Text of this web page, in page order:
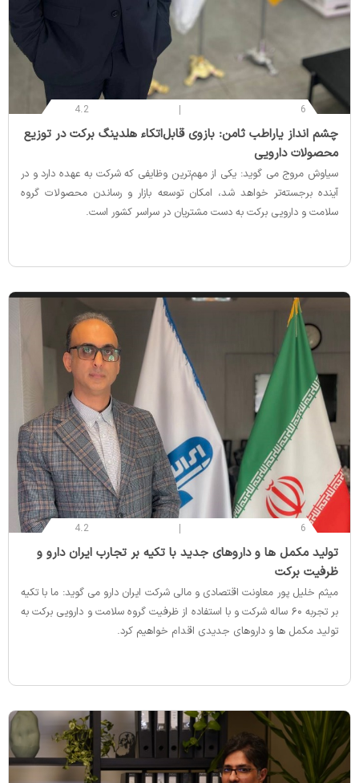
6
4.2
‌چشم انداز یاراطب ثامن: بازوی قابل‌اتکاء هلدینگ برکت در توزیع
محصولات دارویی
سیاوش مروج می گوید: یکی از مهم‌ترین وظایفی که شرکت به عهده دارد و در
آینده برجسته‌تر خواهد شد، امکان توسعه بازار و رساندن محصولات گروه
سلامت و دارویی برکت به دست مشتریان در سراسر کشور است.
6
4.2
‌تولید مکمل ها و داروهای جدید با تکیه بر تجارب ایران دارو و
ظرفیت برکت
میثم خلیل پور معاونت اقتصادی و مالی شرکت ایران دارو می گوید: ما با تکیه
بر تجربه ۶۰ ساله شرکت و با استفاده از ظرفیت گروه سلامت و دارویی برکت به
تولید مکمل ها و داروهای جدیدی اقدام خواهیم کرد.